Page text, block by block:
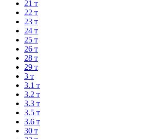
21 т
22 т
23 т
24 т
25 т
26 т
28 т
29 т
3 т
3.1 т
3.2 т
3.3 т
3.5 т
3.6 т
30 т